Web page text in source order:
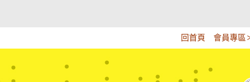
內
回首頁 會員專區